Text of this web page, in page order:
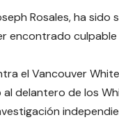
Rosales, ha
encontrado
el Vancouver
delantero de los